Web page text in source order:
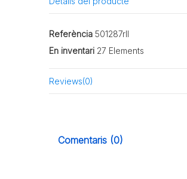
Referència 501287rll
En inventari 27 Elements
Reviews(0)
Comentaris (0)